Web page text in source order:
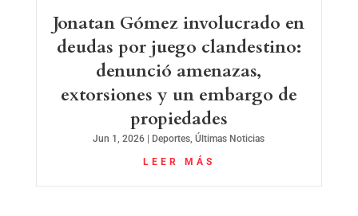
Jonatan Gómez involucrado en
deudas por juego clandestino:
denunció amenazas,
extorsiones y un embargo de
propiedades
Jun 1, 2026 Deportes,Últimas Noticias
LEER MÁS